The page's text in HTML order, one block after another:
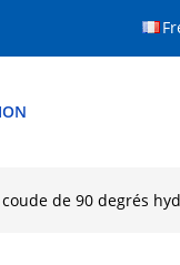
de 90 degrés